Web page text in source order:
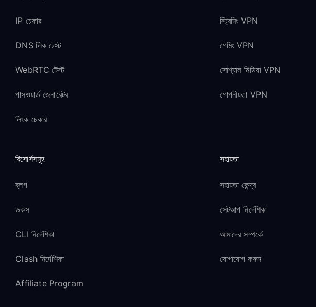
IP চেকার
DNS লিক টেস্ট
WebRTC টেস্ট
পাসওয়ার্ড জেনারেটর
লিংক চেকার
স্ট্রিমিং VPN
গেমিং VPN
সোশ্যাল মিডিয়া VPN
গোপনীয়তা VPN
রিসোর্সসমূহ
ব্লগ
ডকস
CLI নির্দেশিকা
Clash নির্দেশিকা
Affiliate Program
সহায়তা
সহায়তা কেন্দ্র
সেটআপ নির্দেশিকা
আমাদের সম্পর্কে
যোগাযোগ করুন